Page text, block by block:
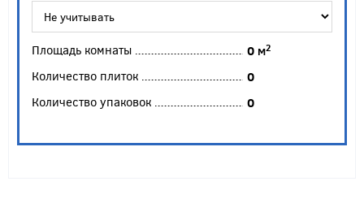
Площадь комнаты 0 м2
Количество плиток
0
Количество упаковок
0